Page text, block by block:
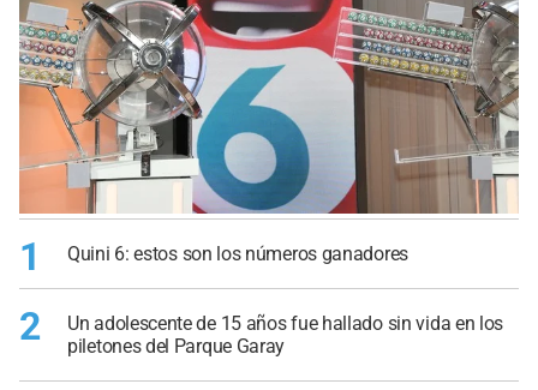
1 Quini 6: estos son los números ganadores
2
Un adolescente de 15 años fue hallado sin vida en los
piletones del Parque Garay